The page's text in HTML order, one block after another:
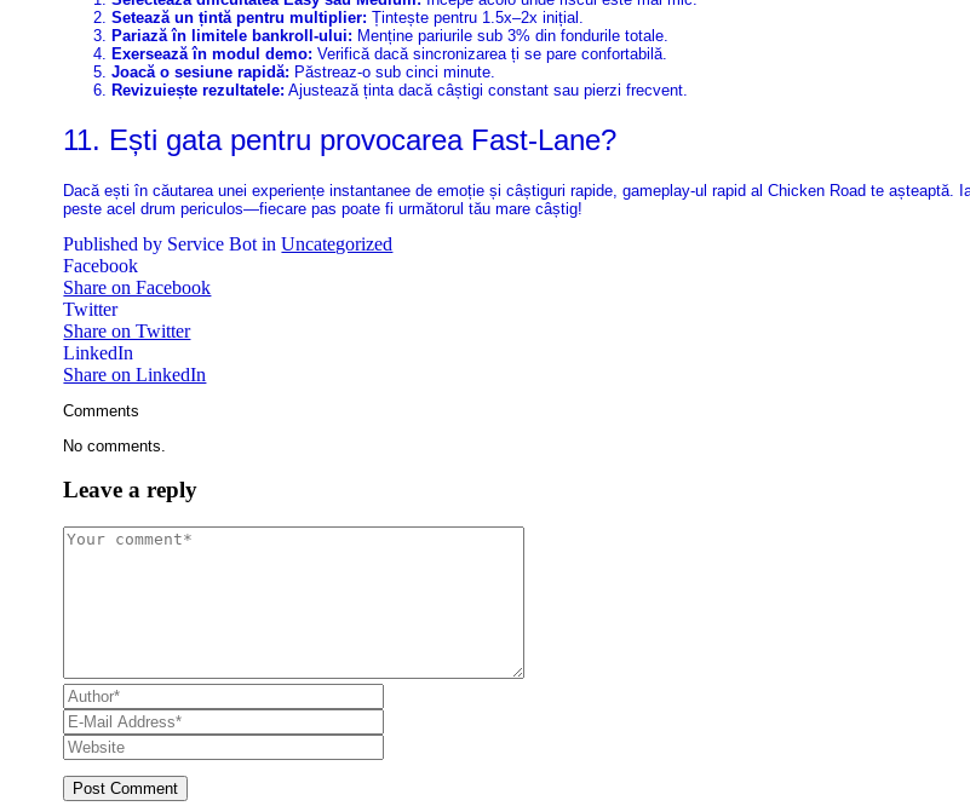
Setează un țintă pentru multiplier: Țintește pentru 1.5x–2x inițial.
Pariază în limitele bankroll-ului: Menține pariurile sub 3% din fondurile totale.
Exersează în modul demo: Verifică dacă sincronizarea ți se pare confortabilă.
Joacă o sesiune rapidă: Păstreaz-o sub cinci minute.
Revizuiește rezultatele: Ajustează ținta dacă câștigi constant sau pierzi frecvent.
11. Ești gata pentru provocarea Fast‑Lane?
Dacă ești în căutarea unei experiențe instantanee de emoție și câștiguri rapide, gameplay-ul rapid al Chicken Road te
peste acel drum periculos—fiecare pas poate fi următorul tău mare câștig!
Published by Service Bot in Uncategorized
Facebook
Share on Facebook
Twitter
Share on Twitter
LinkedIn
Share on LinkedIn
Comments
No comments.
Leave a reply